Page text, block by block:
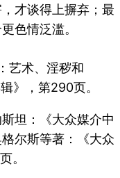
才谈得上摒弃；最
色情泛滥。
艺术、淫秽和
》，第290页。
坦：《大众媒介中
尔斯等著：《大众
。